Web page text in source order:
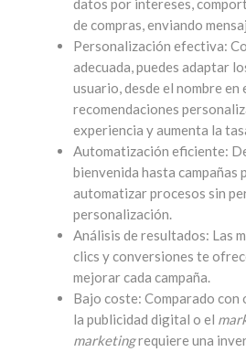
datos por intereses,
de compras, enviando
Personalización efectiva:
adecuada, puedes adaptar
usuario, desde el nombre en
recomendaciones
experiencia y aumenta la
Automatización eficiente:
bienvenida hasta campañas
automatizar procesos sin
personalización.
Análisis de resultados: Las
clics y conversiones te
mejorar cada campaña.
Bajo coste: Comparado con
la publicidad digital o el
marketingrequiere una